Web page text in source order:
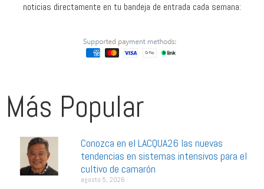
noticias directamente en tu bandeja de entrada cada semana:
Más Popular
Conozca en el LACQUA26 las nuevas
tendencias en sistemas intensivos para el
cultivo de camarón
agosto 5, 2026